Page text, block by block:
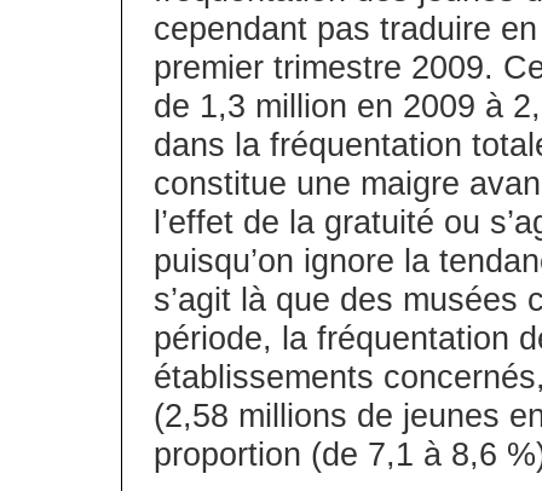
cependant pas traduire
premier trimestre 2009.
de 1,3 million en 2009 à
dans la fréquentation
constitue une maigre
l’effet de la gratuité ou
puisqu’on ignore la
s’agit là que des musées
période, la fréquentation
établissements
(2,58 millions de jeunes
proportion (de 7,1 à 8,6